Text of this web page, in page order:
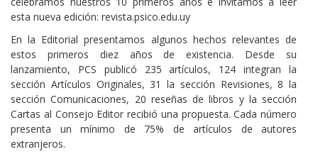
esta nueva edición: revista.psico.edu.uy
En la Editorial presentamos algunos hechos relevantes de
estos primeros diez años de existencia. Desde su
lanzamiento, PCS publicó 235 artículos, 124 integran la
sección Artículos Originales, 31 la sección Revisiones, 8 la
sección Comunicaciones, 20 reseñas de libros y la sección
Cartas al Consejo Editor recibió una propuesta. Cada número
presenta un mínimo de 75% de artículos de autores
extranjeros.